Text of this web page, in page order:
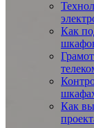
Как
Как